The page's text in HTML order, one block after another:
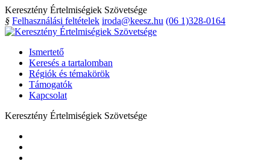
Keresztény Értelmiségiek Szövetsége
§ Felhasználási feltételek iroda@keesz.hu (06 1)328-0164
Ismertető
Keresés a tartalomban
Régiók és témakörök
Támogatók
Kapcsolat
Keresztény Értelmiségiek Szövetsége